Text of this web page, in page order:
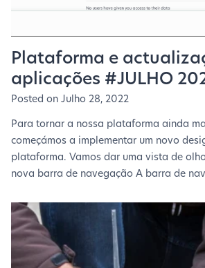
Plataforma e
aplicações #JULHO
Posted on Julho 28, 2022
Para tornar a nossa plataforma ainda
começámos a implementar um novo
plataforma. Vamos dar uma vista de
nova barra de navegação A barra de